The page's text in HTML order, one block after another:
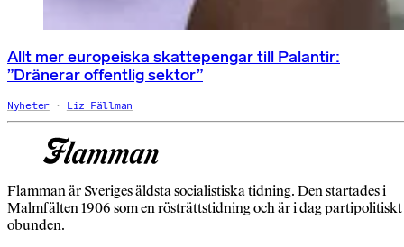
Allt mer europeiska skattepengar till Palantir:
”Dränerar offentlig sektor”
Nyheter Liz Fällman
Flamman är Sveriges äldsta socialistiska tidning. Den startades i
Malmfälten 1906 som en rösträttstidning och är i dag partipolitiskt
obunden.